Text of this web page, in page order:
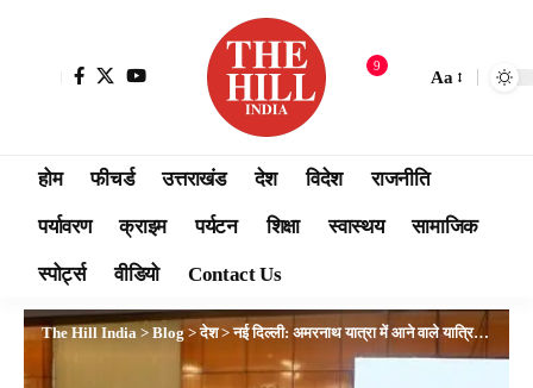
9
Aa
होम फीचर्ड उत्तराखंड देश विदेश राजनीति
पर्यावरण क्राइम पर्यटन शिक्षा स्वास्थय सामाजिक
स्पोर्ट्स वीडियो Contact Us
The Hill India >Blog >देश>नई दिल्ली: अमरनाथ यात्रा में आने वाले यात्रियों को दर्शन सुगम हो और उन्हें किसी समस्या का सामना न करना : अमित शाह